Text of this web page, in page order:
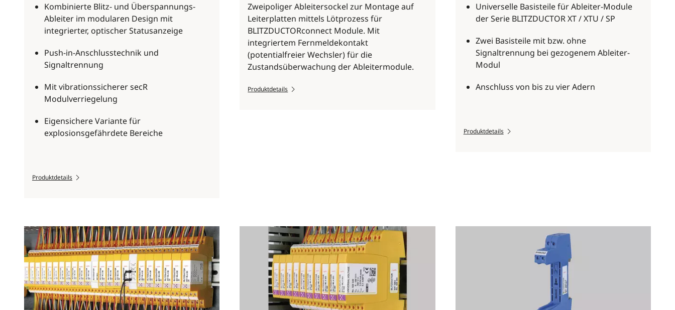
Kombinierte Blitz- und Überspannungs-
Ableiter im modularen Design mit
integrierter, optischer Statusanzeige
Push-in-Anschlusstechnik und
Signaltrennung
Mit vibrationssicherer secR
Modulverriegelung
Eigensichere Variante für
explosionsgefährdete Bereiche
Produktdetails
Zweipoliger Ableitersockel zur Montage auf
Leiterplatten mittels Lötprozess für
BLITZDUCTORconnect Module. Mit
integriertem Fernmeldekontakt
(potentialfreier Wechsler) für die
Zustandsüberwachung der Ableitermodule.
Produktdetails
Universelle Basisteile für Ableiter-Module
der Serie BLITZDUCTOR XT / XTU / SP
Zwei Basisteile mit bzw. ohne
Signaltrennung bei gezogenem Ableiter-
Modul
Anschluss von bis zu vier Adern
Produktdetails